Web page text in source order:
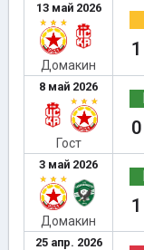
13 май 2026
Домакин
8 май 2026
Гост
3 май 2026
Домакин
25 апр. 2026